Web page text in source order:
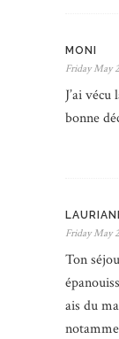
MONI
Friday May
J’ai
bonne
Friday May
Ton
ais du